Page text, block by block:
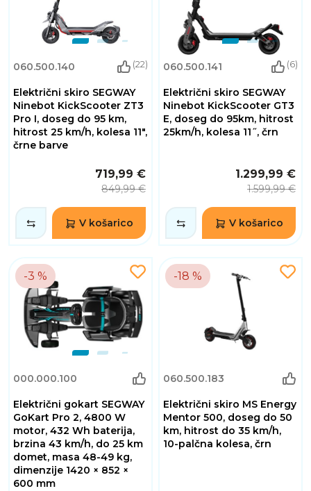
060.500.140 (22)
Električni skiro SEGWAY
Ninebot KickScooter ZT3
Pro I, doseg do 95 km,
hitrost 25 km/h, kolesa 11",
črne barve
719,99 €
849,99 €
V košarico
060.500.141 (6)
Električni skiro SEGWAY
Ninebot KickScooter GT3
E, doseg do 95km, hitrost
25km/h, kolesa 11˝, črn
1.299,99 €
1.599,99 €
V košarico
-3 %
000.000.100
Električni gokart SEGWAY
GoKart Pro 2, 4800 W
motor, 432 Wh baterija,
brzina 43 km/h, do 25 km
domet, masa 48-49 kg,
dimenzije 1420 × 852 ×
600 mm
-18 %
060.500.183
Električni skiro MS Energy
Mentor 500, doseg do 50
km, hitrost do 35 km/h,
10-palčna kolesa, črn